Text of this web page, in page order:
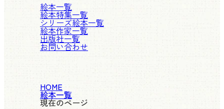
絵本一覧
絵本特集一覧
シリーズ絵本一覧
絵本作家一覧
出版社一覧
お問い合わせ
HOME
絵本一覧
現在のページ